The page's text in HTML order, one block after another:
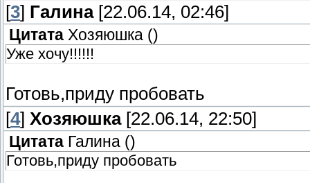
[3] Галина[22.06.14, 02:46]
Цитата Хозяюшка ()
Уже хочу!!!!!!
Готовь,приду пробовать
[4] Хозяюшка[22.06.14, 22:50]
Цитата Галина ()
Готовь,приду пробовать